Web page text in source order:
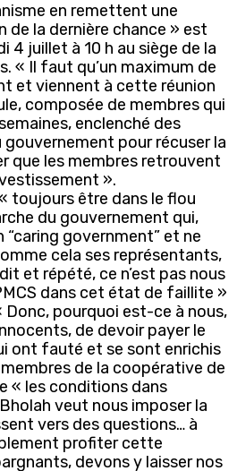
en remettent une
de la dernière chance » est
4 juillet à 10 h au siège de la
« Il faut qu’un maximum de
et viennent à cette réunion
composée de membres qui
enclenché des
gouvernement pour récuser la
que les membres retrouvent
».
toujours être dans le flou
du gouvernement qui,
“caring government” et ne
cela ses représentants,
et répété, ce n’est pas nous
dans cet état de faillite »
Donc, pourquoi est-ce à nous,
de devoir payer le
ont fauté et se sont enrichis
de la coopérative de
« les conditions dans
veut nous imposer la
vers des questions… à
profiter cette
devons y laisser nos